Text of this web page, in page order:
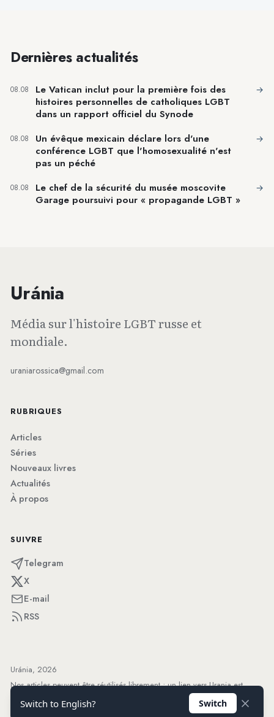
Dernières actualités
08.08
Le Vatican inclut pour la première fois des
histoires personnelles de catholiques LGBT
dans un rapport officiel du Synode
→
08.08
Un évêque mexicain déclare lors d'une
conférence LGBT que l'homosexualité n'est
pas un péché
→
08.08
Le chef de la sécurité du musée moscovite
Garage poursuivi pour « propagande LGBT »
→
Uránia
Média sur l'histoire LGBT russe et
mondiale.
uraniarossica@gmail.com
RUBRIQUES
Articles
Séries
Nouveaux livres
Actualités
À propos
SUIVRE
Telegram
X
E-mail
RSS
Uránia, 2026
Nos articles peuvent être réutilisés librement ; un lien vers Urania est
Switch to English? Switch